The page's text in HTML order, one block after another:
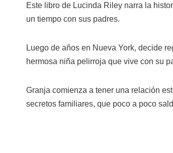
Este libro de Lucinda Riley narra la
un tiempo con sus padres.
Luego de años en Nueva York, decide
hermosa niña pelirroja que vive con su
Granja comienza a tener una relación
secretos familiares, que poco a poco